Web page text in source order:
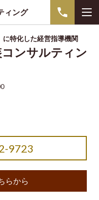
ィング
特化した経営指導機関
ンサルティン
9723
らから